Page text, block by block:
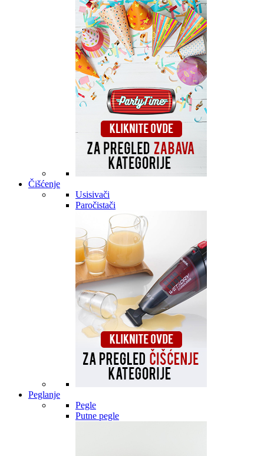
Čišćenje
Usisivači
Paročistači
Peglanje
Pegle
Putne pegle